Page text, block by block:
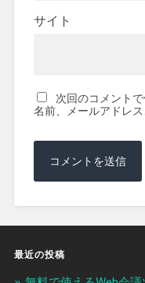
サイト
次回のコメント
名前、メールアドレス
最近の投稿